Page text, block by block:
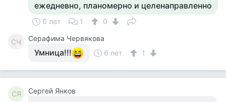
ежедневно, планомерно и целенаправленно
6 лет 1 0
СЧ Серафима Червякова
Умница!!! 6 лет 1
СЯ Сергей Янков